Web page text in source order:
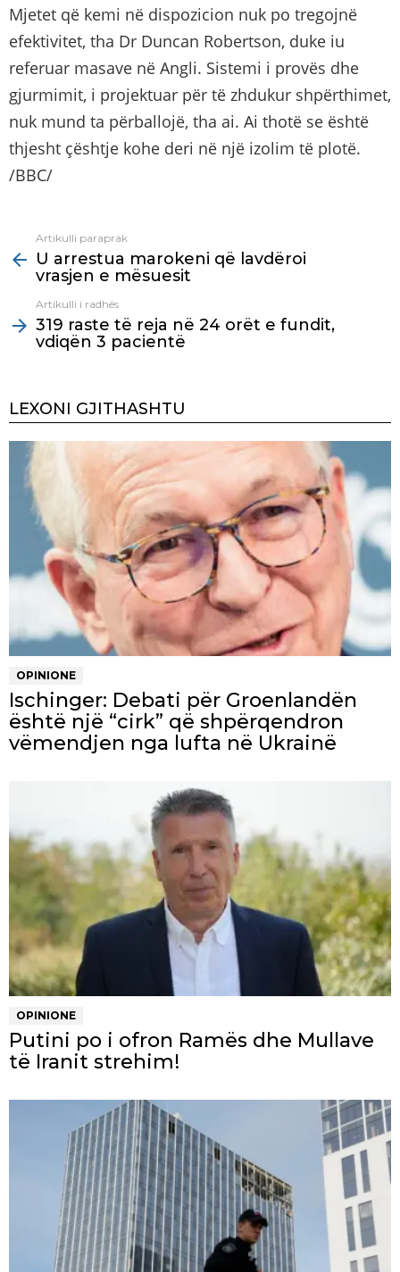
Mjetet që kemi në dispozicion nuk po tregojnë
efektivitet, tha Dr Duncan Robertson, duke iu
referuar masave në Angli. Sistemi i provës dhe
gjurmimit, i projektuar për të zhdukur shpërthimet,
nuk mund ta përballojë, tha ai. Ai thotë se është
thjesht çështje kohe deri në një izolim të plotë.
/BBC/
more
Artikulli paraprak
U arrestua marokeni që lavdëroi
vrasjen e mësuesit
Artikulli i radhës
319 raste të reja në 24 orët e fundit,
vdiqën 3 pacientë
LEXONI GJITHASHTU
OPINIONE
Ischinger: Debati për Groenlandën
është një “cirk” që shpërqendron
vëmendjen nga lufta në Ukrainë
OPINIONE
Putini po i ofron Ramës dhe Mullave
të Iranit strehim!